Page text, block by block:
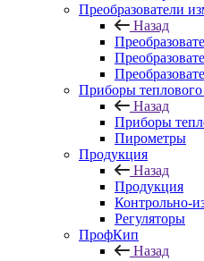
Преобразователи
Назад
Приборы теплового
Назад
Приборы
Пирометры
Продукция
Назад
Продукция
Контрольно-
Регуляторы
ПрофКип
Назад